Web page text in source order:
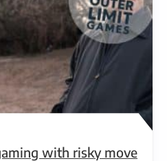
with risky move